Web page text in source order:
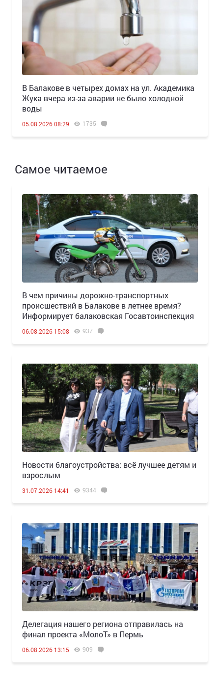
В Балакове в четырех домах на ул. Академика
Жука вчера из-за аварии не было холодной
воды
05.08.2026 08:29 1735
Самое читаемое
В чем причины дорожно-транспортных
происшествий в Балакове в летнее время?
Информирует балаковская Госавтоинспекция
06.08.2026 15:08 937
Новости благоустройства: всё лучшее детям и
взрослым
31.07.2026 14:41 9344
Делегация нашего региона отправилась на
финал проекта «МолоТ» в Пермь
06.08.2026 13:15 909